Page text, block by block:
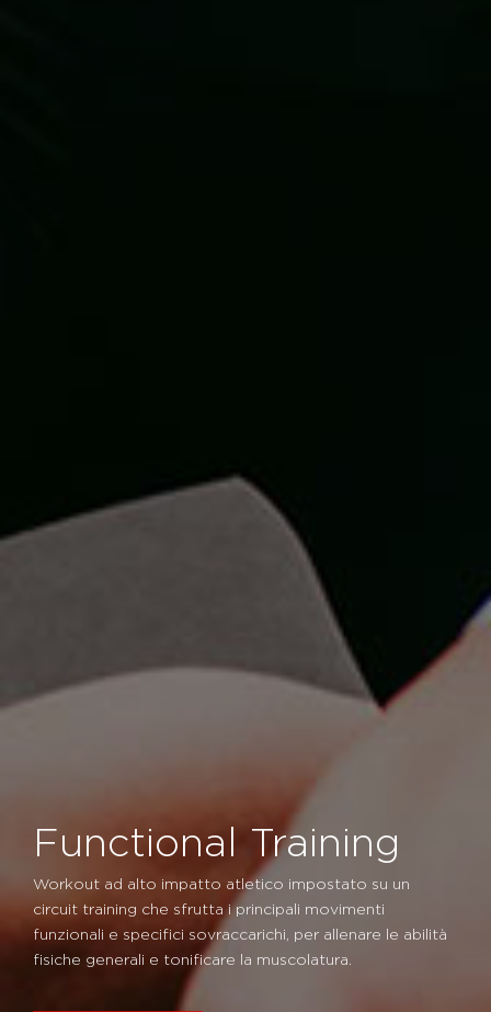
Functional Training
Workout ad alto impatto atletico impostato su un
circuit training che sfrutta i principali movimenti
funzionali e specifici sovraccarichi, per allenare le abilità
fisiche generali e tonificare la muscolatura.